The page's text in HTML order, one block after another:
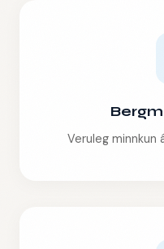
Veruleg minnkun